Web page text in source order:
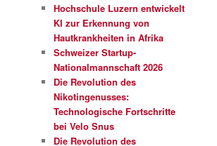
Hochschule Luzern entwickelt
KI zur Erkennung von
Hautkrankheiten in Afrika
Schweizer Startup-
Nationalmannschaft 2026
Die Revolution des
Nikotingenusses:
Technologische Fortschritte
bei Velo Snus
Die Revolution des